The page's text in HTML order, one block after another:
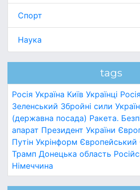
Спорт
Наука
tags
Росія Україна Київ Українці
Зеленський Збройні сили
(державна посада) Ракета.
апарат Президент України
Путін Укрінформ
Трамп Донецька область
Німеччина